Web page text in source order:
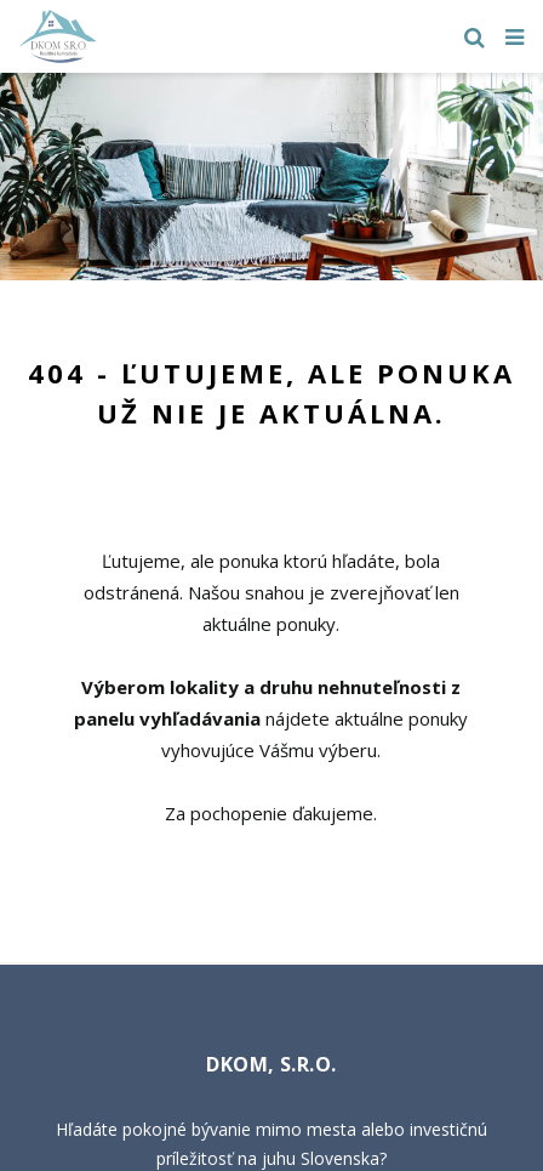
404 - ĽUTUJEME, ALE PONUKA
UŽ NIE JE AKTUÁLNA.
Ľutujeme, ale ponuka ktorú hľadáte, bola
odstránená. Našou snahou je zverejňovať len
aktuálne ponuky.
Výberom lokality a druhu nehnuteľnosti z
panelu vyhľadávania nájdete aktuálne ponuky
vyhovujúce Vášmu výberu.
Za pochopenie ďakujeme.
DKOM, S.R.O.
Hľadáte pokojné bývanie mimo mesta alebo investičnú
príležitosť na juhu Slovenska?